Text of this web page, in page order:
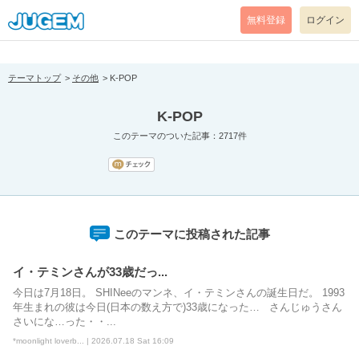
[pear_error: message="Success" code=0 mode=return level=notice
prefix="" info=""]
無料登録 ログイン
テーマトップ その他 K-POP
K-POP
このテーマのついた記事：2717件
このテーマに投稿された記事
イ・テミンさんが33歳だっ...
今日は7月18日。 SHINeeのマンネ、イ・テミンさんの誕生日だ。 1993
年生まれの彼は今日(日本の数え方で)33歳になった… さんじゅうさん
さいにな…った・・...
*moonlight loverb... | 2026.07.18 Sat 16:09